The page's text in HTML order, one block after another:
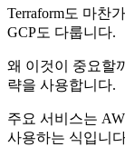
Terraform도 마찬
GCP도 다룹니다.
왜 이것이 중요할
략을 사용합니다.
주요 서비스는
사용하는 식입니